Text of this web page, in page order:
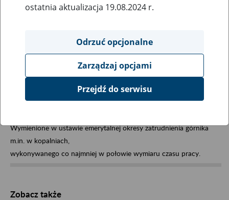
Okresy pracy górniczej
Wymienione w ustawie emerytalnej okresy zatrudnienia górnika
m.in. w kopalniach,
wykonywanego co najmniej w połowie wymiaru czasu pracy.
Zobacz także
ostatnia aktualizacja 19.08.2024 r.
Odrzuć opcjonalne
Zarządzaj opcjami
Przejdź do serwisu